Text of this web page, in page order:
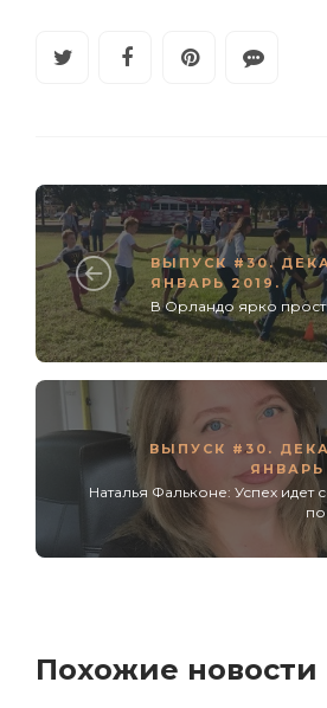
ВЫПУСК #30.
ЯНВАРЬ 2019.
В Орландо ярко
ВЫПУСК #30.
ЯНВАРЬ
Наталья Фальконе: Успех идет
Похожие новости